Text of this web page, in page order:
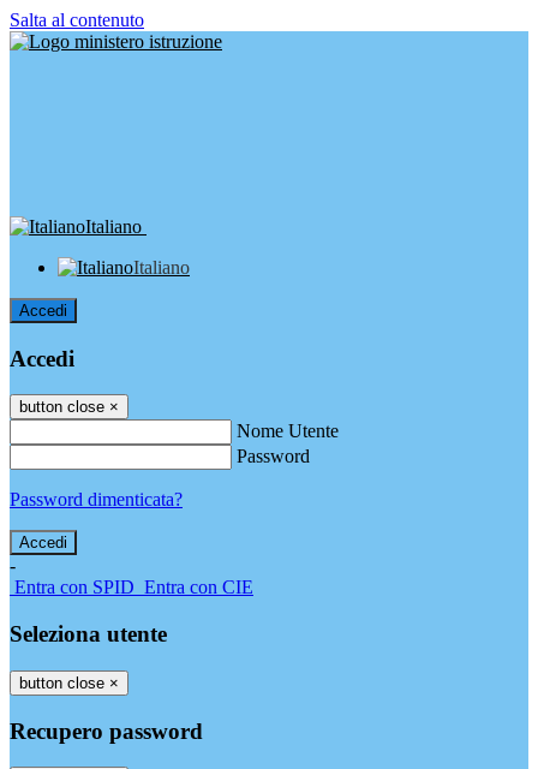
Salta al contenuto
Italiano
Italiano
Accedi
Accedi
button close ×
Nome Utente
Password
Password dimenticata?
-
Entra con SPID Entra con CIE
Seleziona utente
button close ×
Recupero password